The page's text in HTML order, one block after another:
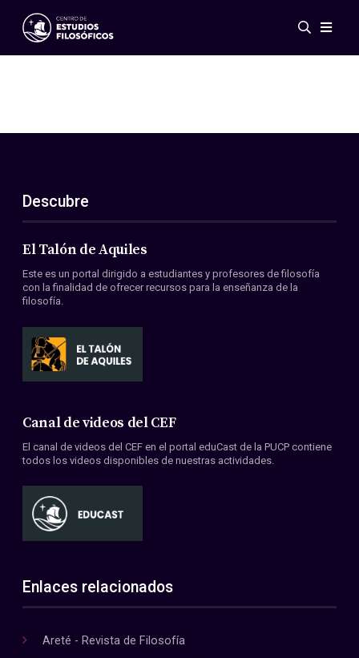
Eventos
ES
EN
Acerca de nosotros
Miembros
Convenios
Descubre
El Talón de Aquiles
Este es un portal dirigido a estudiantes y profesores de filosofía
con la finalidad de ofrecer recursos para la enseñanza de la
filosofía.
Canal de videos del CEF
El canal de videos del CEF en el portal eduCast de la PUCP contiene
todos los videos disponibles de nuestras actividades.
Enlaces relacionados
Areté - Revista de Filosofía